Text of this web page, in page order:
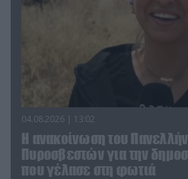
04.08.2026 | 13:02
Η ανακοίνωση του
Πυροσβεστών για την
που γέλασε στη φωτιά